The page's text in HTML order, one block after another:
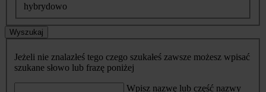
hybrydowo
Wyszukaj
Jeżeli nie znalazłeś tego czego szukałeś zawsze możesz wpisać
szukane słowo lub frazę poniżej
Wpisz nazwę lub część nazwy